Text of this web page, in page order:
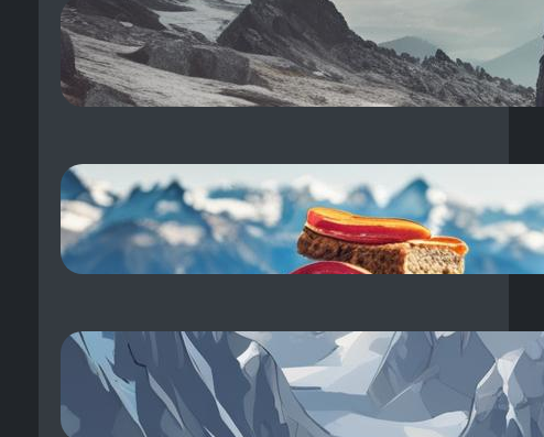
Outerwear kurtka co to znaczy?
Odzież wierzchnia i tłumaczenie
po polsku
19 sierpnia, 2025
**Przekąski w góry: co warto
zabrać? Zdrowe jedzenie na
szlak!**
18 sierpnia, 2025
**Raki a raczki:** Jak wybrać
rodzaj raków lub raczków na
zimowy wyjazd?
18 sierpnia, 2025